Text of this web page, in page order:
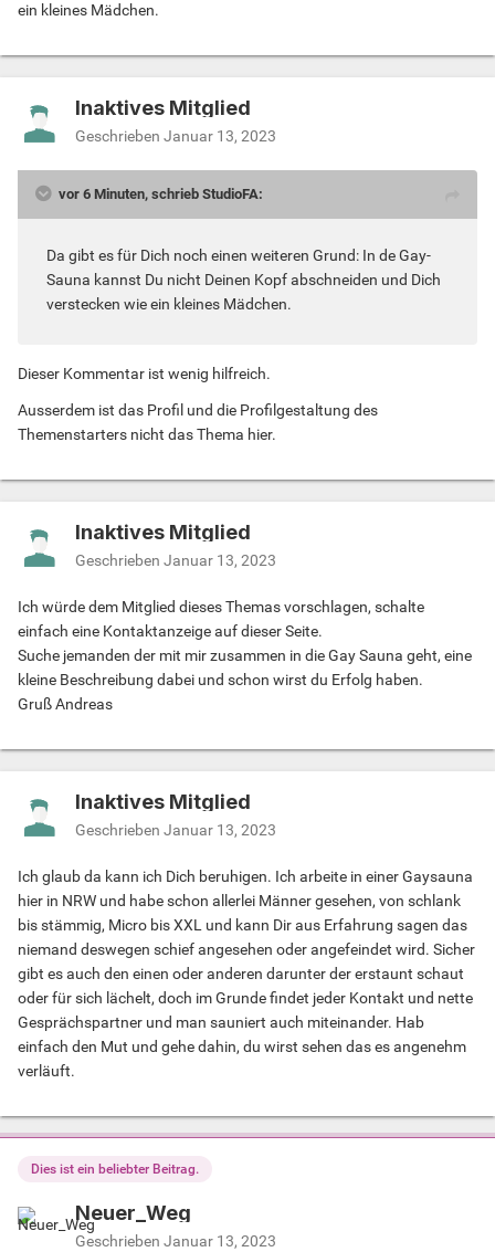
ein kleines Mädchen.
Inaktives Mitglied
Geschrieben Januar 13, 2023
vor 6 Minuten, schrieb StudioFA:
Da gibt es für Dich noch einen weiteren Grund: In de Gay-
Sauna kannst Du nicht Deinen Kopf abschneiden und Dich
verstecken wie ein kleines Mädchen.
Dieser Kommentar ist wenig hilfreich.
Ausserdem ist das Profil und die Profilgestaltung des
Themenstarters nicht das Thema hier.
Inaktives Mitglied
Geschrieben Januar 13, 2023
Ich würde dem Mitglied dieses Themas vorschlagen, schalte
einfach eine Kontaktanzeige auf dieser Seite.
Suche jemanden der mit mir zusammen in die Gay Sauna geht, eine
kleine Beschreibung dabei und schon wirst du Erfolg haben.
Gruß Andreas
Inaktives Mitglied
Geschrieben Januar 13, 2023
Ich glaub da kann ich Dich beruhigen. Ich arbeite in einer Gaysauna
hier in NRW und habe schon allerlei Männer gesehen, von schlank
bis stämmig, Micro bis XXL und kann Dir aus Erfahrung sagen das
niemand deswegen schief angesehen oder angefeindet wird. Sicher
gibt es auch den einen oder anderen darunter der erstaunt schaut
oder für sich lächelt, doch im Grunde findet jeder Kontakt und nette
Gesprächspartner und man sauniert auch miteinander. Hab
einfach den Mut und gehe dahin, du wirst sehen das es angenehm
verläuft.
Dies ist ein beliebter Beitrag.
Neuer_Weg
Geschrieben Januar 13, 2023